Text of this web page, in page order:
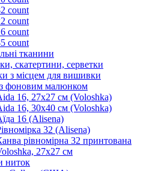
count
count
count
count
тканини
скатертини, серветки
з місцем для вишивки
фоновим малюнком
16, 27х27 см (Voloshka)
16, 30х40 см (Voloshka)
16 (Alisena)
32 (Alisena)
рівномірна 32 принтована
27х27 см
ниток